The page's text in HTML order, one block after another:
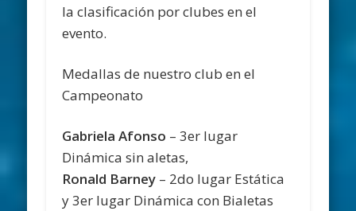
la clasificación por clubes en el
evento.
Medallas de nuestro club en el
Campeonato
Gabriela Afonso – 3er lugar
Dinámica sin aletas,
Ronald Barney – 2do lugar Estática
y 3er lugar Dinámica con Bialetas